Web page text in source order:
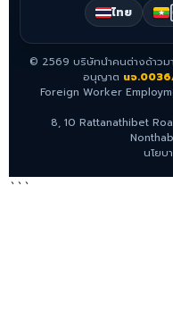
ไทย
© 2569 บริษัทนำคนต่างด้าวม
อนุญาต นจ
Foreign Worker
8, 10 Rattanathibet
นโยบ
```